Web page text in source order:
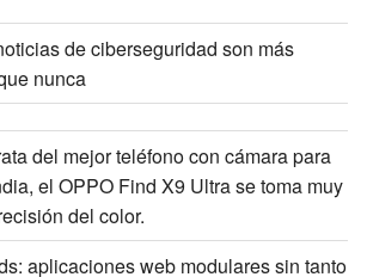
de ciberseguridad son más
nunca
del mejor teléfono con cámara para
el OPPO Find X9 Ultra se toma muy
del color.
aplicaciones web modulares sin tanto